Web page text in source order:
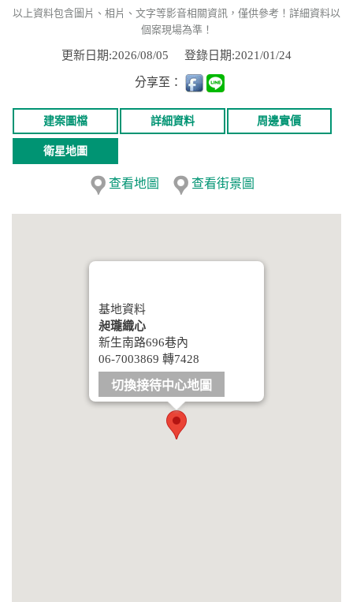
以上資料包含圖片、相片、文字等影音相關資訊，僅供參考！詳細資料以
個案現場為準！
更新日期:2026/08/05 登錄日期:2021/01/24
分享至：
建案圖檔 詳細資料 周邊實價
衛星地圖
查看地圖 查看街景圖
基地資料
昶瓏織心
新生南路696巷內
06-7003869 轉7428
切換接待中心地圖